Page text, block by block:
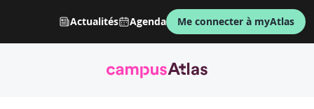
Actualités Agenda Me connecter à myAtlas